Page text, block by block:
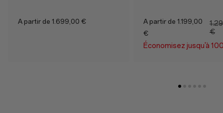
A partir de 1.699,00 €
A partir de 1.199,00
€
€
Économisez jusqu'à